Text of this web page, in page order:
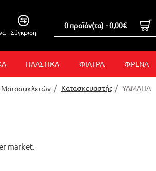
Σύγκριση
0 προϊόν(τα) - 0,00€
ΠΛΑΣΤΙΚΑ ΦΙΛΤΡΑ ΦΡΕΝΑ
Μοτοσυκλετών Κατασκευαστής YAMAHA
market.